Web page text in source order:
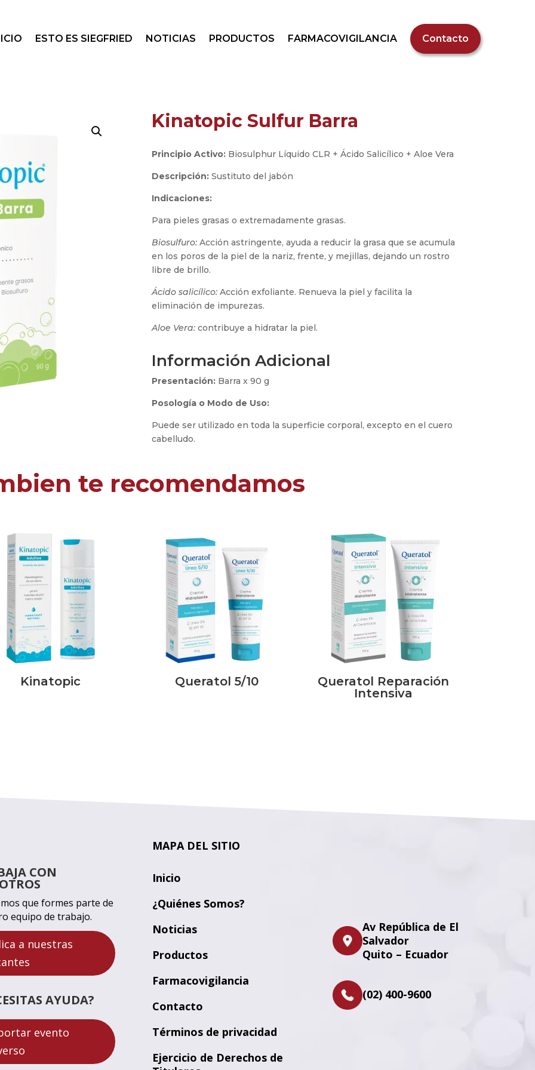
ESTO ES SIEGFRIED NOTICIAS PRODUCTOS FARMACOVIGILANCIA Contacto
Kinatopic Sulfur Barra
Principio Activo: Biosulphur Líquido CLR + Ácido Salicílico + Aloe Vera
Descripción:Sustituto del jabón
Indicaciones:
Para pieles grasas o extremadamente grasas.
Biosulfuro:Acción astringente, ayuda a reducir la grasa que se acumula
en los poros de la piel de la nariz, frente, y mejillas, dejando un rostro
libre de brillo.
Ácido salicílico:Acción exfoliante. Renueva la piel y facilita la
eliminación de impurezas.
Aloe Vera:contribuye a hidratar la piel.
Información Adicional
Presentación:Barra x 90 g
Posología o Modo de Uso:
Puede ser utilizado en toda la superficie corporal, excepto en el cuero
cabelludo.
te recomendamos
Kinatopic Queratol 5/10
Queratol Reparación
Intensiva
CON
que formes parte de
equipo de trabajo.
a nuestras
AYUDA?
evento
MAPA DEL SITIO
Inicio
¿Quiénes Somos?
Noticias
Productos
Farmacovigilancia
Contacto
Términos de privacidad
Ejercicio de Derechos de
Av República de El
Salvador
Quito – Ecuador
(02) 400-9600